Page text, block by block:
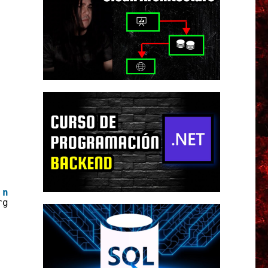
new List&lt;string&gt;();
= new List&lt;string&gt;();